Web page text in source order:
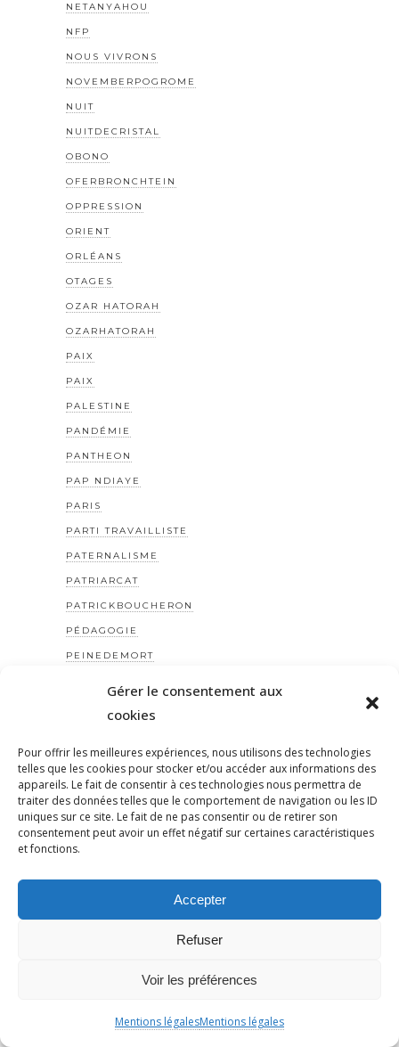
Gérer le consentement aux
cookies
Pour offrir les meilleures expériences, nous utilisons des technologies
telles que les cookies pour stocker et/ou accéder aux informations des
appareils. Le fait de consentir à ces technologies nous permettra de
traiter des données telles que le comportement de navigation ou les ID
uniques sur ce site. Le fait de ne pas consentir ou de retirer son
consentement peut avoir un effet négatif sur certaines caractéristiques
et fonctions.
Accepter
Refuser
Voir les préférences
Mentions légalesMentions légales
NETANYAHOU
NFP
NOUS VIVRONS
NOVEMBERPOGROME
NUIT
NUITDECRISTAL
OBONO
OFERBRONCHTEIN
OPPRESSION
ORIENT
ORLÉANS
OTAGES
OZAR HATORAH
OZARHATORAH
PAIX
PAIX
PALESTINE
PANDÉMIE
PANTHEON
PAP NDIAYE
PARIS
PARTI TRAVAILLISTE
PATERNALISME
PATRIARCAT
PATRICKBOUCHERON
PÉDAGOGIE
PEINEDEMORT
PÉTITION
PÉTITIONYADAN
PEUPLE JUIF
PEUPLE PALESTINIEN
PHILIP SPENCER
PHILIPPE MARLIÈRE
POGROMDENOVEMBRE
POPULISME